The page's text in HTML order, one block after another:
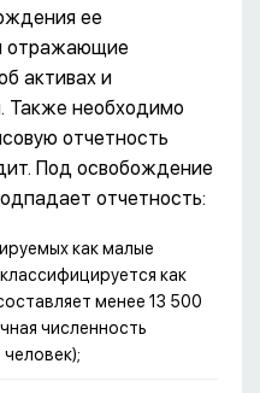
ее
отражающие
активах и
Также необходимо
отчетность
Под освобождение
отчетность:
как малые
как
менее 13 500
численность